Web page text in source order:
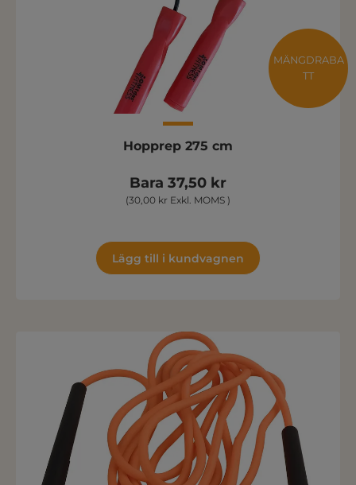
MÄNGDRABA
TT
Hopprep 275 cm
Bara 37,50 kr
(30,00 kr Exkl. MOMS )
Lägg till i kundvagnen